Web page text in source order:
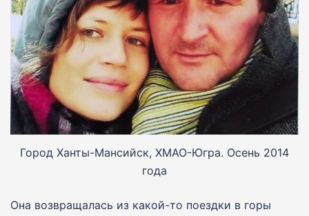
Город Ханты-Мансийск, ХМАО-Югра. Осень 2014
года
Она возвращалась из какой-то поездки в горы